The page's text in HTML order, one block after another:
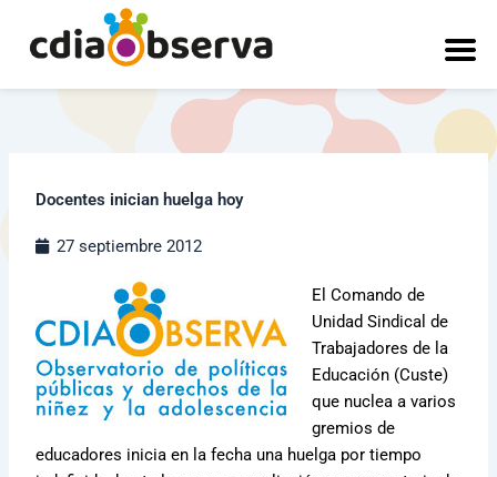
contenido
Docentes inician huelga hoy
27 septiembre 2012
El Comando de
Unidad Sindical de
Trabajadores de la
Educación (Custe)
que nuclea a varios
gremios de
educadores inicia en la fecha una huelga por tiempo